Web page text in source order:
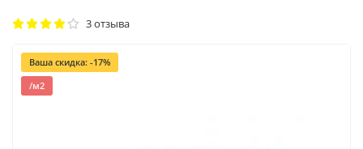
3 отзыва
Ваша скидка: -17%
/м2